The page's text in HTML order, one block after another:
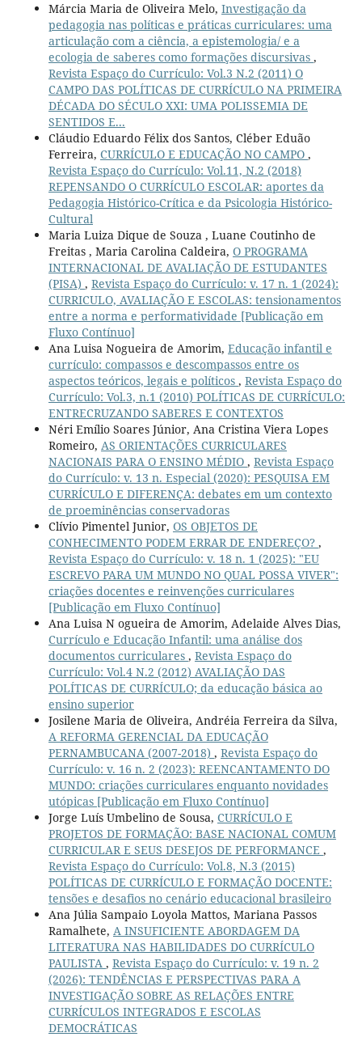
Márcia Maria de Oliveira Melo, Investigação da
pedagogia nas políticas e práticas curriculares: uma
articulação com a ciência, a epistemologia/ e a
ecologia de saberes como formações discursivas ,
Revista Espaço do Currículo: Vol.3 N.2 (2011) O
CAMPO DAS POLÍTICAS DE CURRÍCULO NA PRIMEIRA
DÉCADA DO SÉCULO XXI: UMA POLISSEMIA DE
SENTIDOS E...
Cláudio Eduardo Félix dos Santos, Cléber Eduão
Ferreira, CURRÍCULO E EDUCAÇÃO NO CAMPO ,
Revista Espaço do Currículo: Vol.11, N.2 (2018)
REPENSANDO O CURRÍCULO ESCOLAR: aportes da
Pedagogia Histórico-Crítica e da Psicologia Histórico-
Cultural
Maria Luiza Dique de Souza , Luane Coutinho de
Freitas , Maria Carolina Caldeira, O PROGRAMA
INTERNACIONAL DE AVALIAÇÃO DE ESTUDANTES
(PISA) , Revista Espaço do Currículo: v. 17 n. 1 (2024):
CURRICULO, AVALIAÇÃO E ESCOLAS: tensionamentos
entre a norma e performatividade [Publicação em
Fluxo Contínuo]
Ana Luisa Nogueira de Amorim, Educação infantil e
currículo: compassos e descompassos entre os
aspectos teóricos, legais e políticos , Revista Espaço do
Currículo: Vol.3, n.1 (2010) POLÍTICAS DE CURRÍCULO:
ENTRECRUZANDO SABERES E CONTEXTOS
Néri Emílio Soares Júnior, Ana Cristina Viera Lopes
Romeiro, AS ORIENTAÇÕES CURRICULARES
NACIONAIS PARA O ENSINO MÉDIO , Revista Espaço
do Currículo: v. 13 n. Especial (2020): PESQUISA EM
CURRÍCULO E DIFERENÇA: debates em um contexto
de proeminências conservadoras
Clívio Pimentel Junior, OS OBJETOS DE
CONHECIMENTO PODEM ERRAR DE ENDEREÇO? ,
Revista Espaço do Currículo: v. 18 n. 1 (2025): "EU
ESCREVO PARA UM MUNDO NO QUAL POSSA VIVER":
criações docentes e reinvenções curriculares
[Publicação em Fluxo Contínuo]
Ana Luisa N ogueira de Amorim, Adelaide Alves Dias,
Currículo e Educação Infantil: uma análise dos
documentos curriculares , Revista Espaço do
Currículo: Vol.4 N.2 (2012) AVALIAÇÃO DAS
POLÍTICAS DE CURRÍCULO; da educação básica ao
ensino superior
Josilene Maria de Oliveira, Andréia Ferreira da Silva,
A REFORMA GERENCIAL DA EDUCAÇÃO
PERNAMBUCANA (2007-2018) , Revista Espaço do
Currículo: v. 16 n. 2 (2023): REENCANTAMENTO DO
MUNDO: criações curriculares enquanto novidades
utópicas [Publicação em Fluxo Contínuo]
Jorge Luís Umbelino de Sousa, CURRÍCULO E
PROJETOS DE FORMAÇÃO: BASE NACIONAL COMUM
CURRICULAR E SEUS DESEJOS DE PERFORMANCE ,
Revista Espaço do Currículo: Vol.8, N.3 (2015)
POLÍTICAS DE CURRÍCULO E FORMAÇÃO DOCENTE:
tensões e desafios no cenário educacional brasileiro
Ana Júlia Sampaio Loyola Mattos, Mariana Passos
Ramalhete, A INSUFICIENTE ABORDAGEM DA
LITERATURA NAS HABILIDADES DO CURRÍCULO
PAULISTA , Revista Espaço do Currículo: v. 19 n. 2
(2026): TENDÊNCIAS E PERSPECTIVAS PARA A
INVESTIGAÇÃO SOBRE AS RELAÇÕES ENTRE
CURRÍCULOS INTEGRADOS E ESCOLAS
DEMOCRÁTICAS